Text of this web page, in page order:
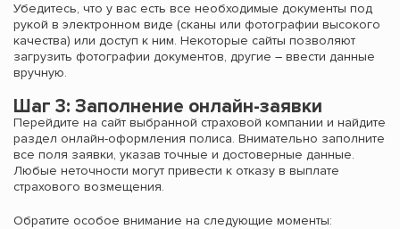
Убедитесь, что у вас есть все необходимые документы под
рукой в электронном виде (сканы или фотографии высокого
качества) или доступ к ним. Некоторые сайты позволяют
загрузить фотографии документов, другие – ввести данные
вручную.
Шаг 3: Заполнение онлайн-заявки
Перейдите на сайт выбранной страховой компании и найдите
раздел онлайн-оформления полиса. Внимательно заполните
все поля заявки, указав точные и достоверные данные.
Любые неточности могут привести к отказу в выплате
страхового возмещения.
Обратите особое внимание на следующие моменты: